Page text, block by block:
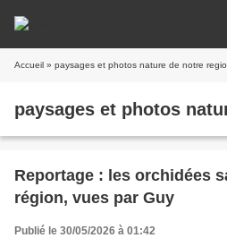
Accueil » paysages et photos nature de notre
paysages et photos
Reportage : les orchidées sauvages de notre
région, vues par Guy
Publié le 30/05/2026 à 01:42